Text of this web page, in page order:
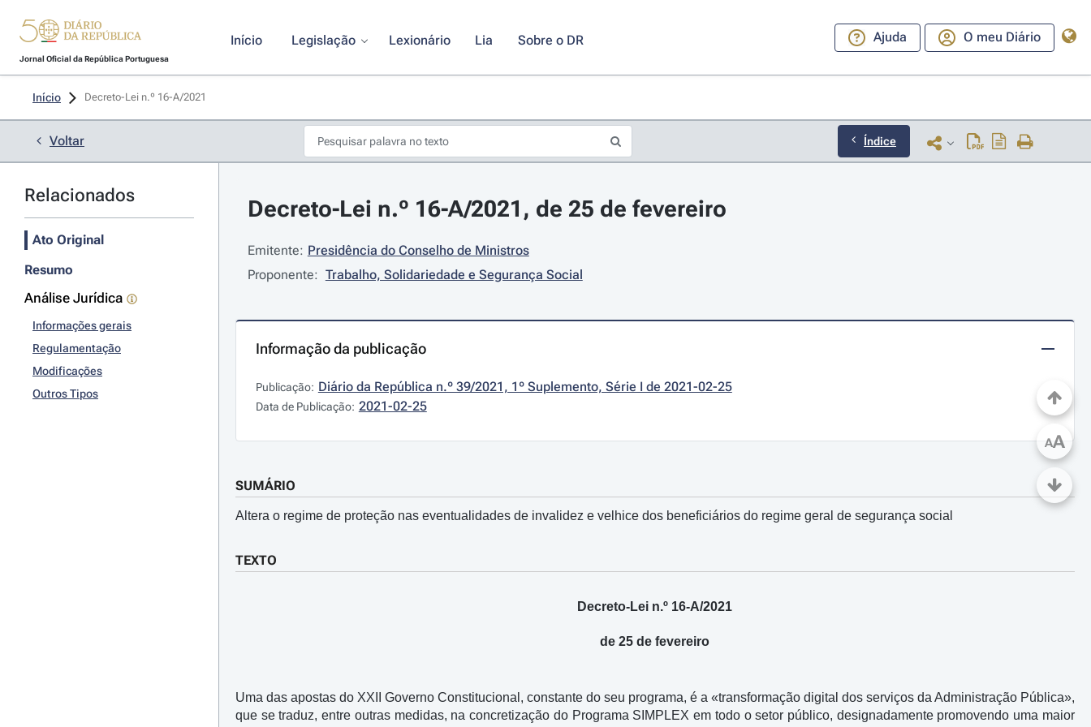
Jornal Oficial da República Portuguesa
Início Legislação Lexionário Lia Sobre o DR Ajuda O meu Diário
Início Decreto-Lei n.º 16-A/2021
Voltar Índice
Relacionados
Ato Original
Resumo
Análise Jurídica
Informações gerais
Regulamentação
Modificações
Outros Tipos
Decreto-Lei n.º 16-A/2021, de 25 de fevereiro
Emitente: Presidência do Conselho de Ministros
Proponente: Trabalho, Solidariedade e Segurança Social
Informação da publicação
Publicação: Diário da República n.º 39/2021, 1º Suplemento, Série I de 2021-02-25
Data de Publicação: 2021-02-25
SUMÁRIO
Altera o regime de proteção nas eventualidades de invalidez e velhice dos beneficiários do regime geral de segurança social
TEXTO
Decreto-Lei n.º 16-A/2021
de 25 de fevereiro
Uma das apostas do XXII Governo Constitucional, constante do seu programa, é a «transformação digital dos serviços da Administração Pública»,
que se traduz, entre outras medidas, na concretização do Programa SIMPLEX em todo o setor público, designadamente promovendo uma maior
AA